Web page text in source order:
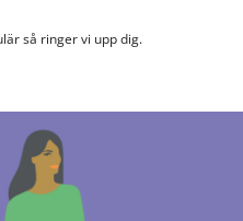
så ringer vi upp dig.